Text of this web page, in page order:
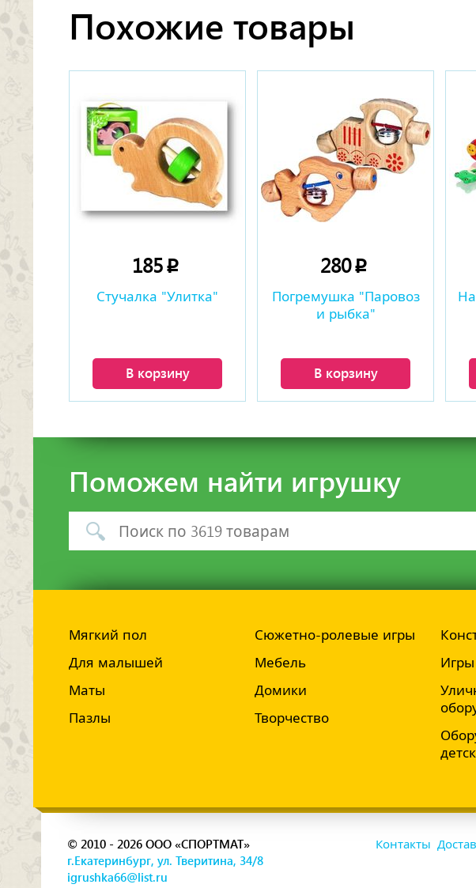
Похожие товары
185p
Стучалка "Улитка"
В корзину
280p
Погремушка "Паровоз
и рыбка"
В корзину
Поможем найти игрушку
Мягкий пол
Для малышей
Маты
Пазлы
Сюжетно-ролевые игры
Мебель
Домики
Творчество
Игры
© 2010 - 2026 ООО «СПОРТМАТ»
г.Екатеринбург, ул. Тверитина, 34/8
igrushka66@list.ru
Контакты